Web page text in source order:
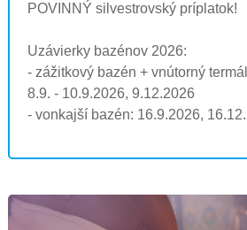
POVINNÝ silvestrovský príplatok!
Uzávierky bazénov 2026:
- zážitkový bazén + vnútorný
8.9. - 10.9.2026, 9.12.2026
- vonkajší bazén: 16.9.2026,